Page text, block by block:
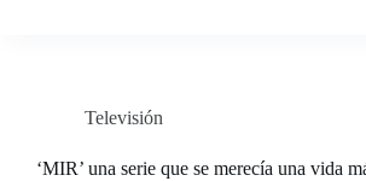
Televisión
‘MIR’ una serie que se merecía una vida